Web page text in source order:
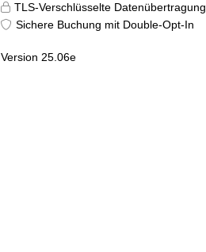
TLS-Verschlüsselte Datenübertragung
Sichere Buchung mit Double-Opt-In
Version 25.06e